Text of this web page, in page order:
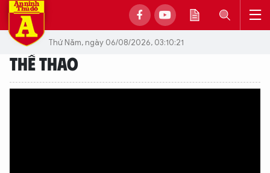
Thứ Năm, ngày 06/08/2026, 03:10:21
THỂ THAO